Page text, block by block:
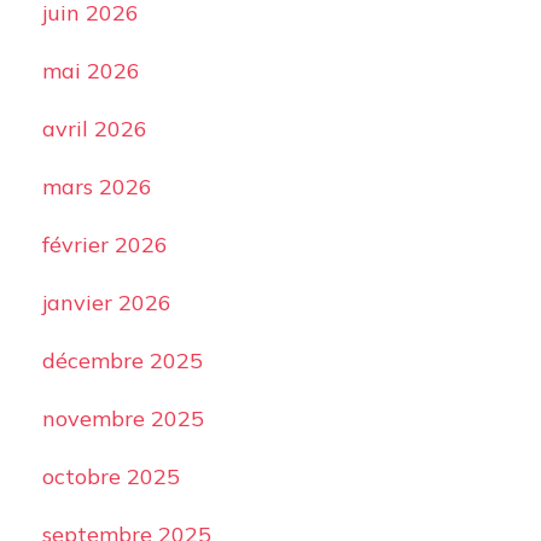
juin 2026
mai 2026
avril 2026
mars 2026
février 2026
janvier 2026
décembre 2025
novembre 2025
octobre 2025
septembre 2025